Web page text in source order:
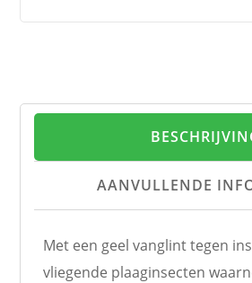
AANVULLENDE
Met een geel vanglint tegen
vliegende plaaginsecten